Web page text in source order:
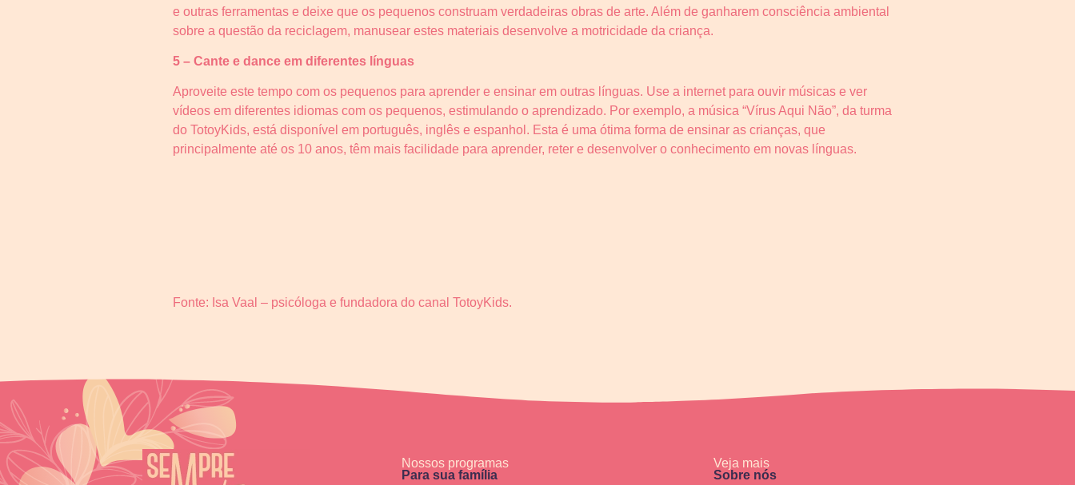
e outras ferramentas e deixe que os pequenos construam verdadeiras obras de arte. Além de ganharem consciência ambiental
sobre a questão da reciclagem, manusear estes materiais desenvolve a motricidade da criança.
5 – Cante e dance em diferentes línguas
Aproveite este tempo com os pequenos para aprender e ensinar em outras línguas. Use a internet para ouvir músicas e ver
vídeos em diferentes idiomas com os pequenos, estimulando o aprendizado. Por exemplo, a música “Vírus Aqui Não”, da turma
do TotoyKids, está disponível em português, inglês e espanhol. Esta é uma ótima forma de ensinar as crianças, que
principalmente até os 10 anos, têm mais facilidade para aprender, reter e desenvolver o conhecimento em novas línguas.
Fonte: Isa Vaal – psicóloga e fundadora do canal TotoyKids.
Nossos programas
Para sua família
Veja mais
Sobre nós